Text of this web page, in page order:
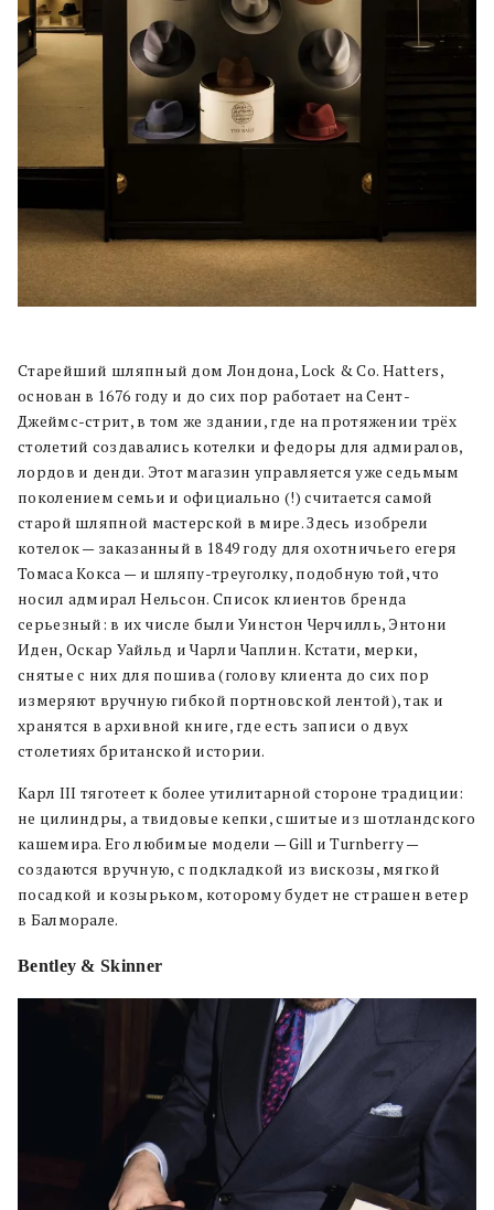
Старейший шляпный дом Лондона, Lock & Co. Hatters,
основан в 1676 году и до сих пор работает на Сент-
Джеймс-стрит, в том же здании, где на протяжении трёх
столетий создавались котелки и федоры для адмиралов,
лордов и денди. Этот магазин управляется уже седьмым
поколением семьи и официально (!) считается самой
старой шляпной мастерской в мире. Здесь изобрели
котелок — заказанный в 1849 году для охотничьего егеря
Томаса Кокса — и шляпу-треуголку, подобную той, что
носил адмирал Нельсон. Список клиентов бренда
серьезный: в их числе были Уинстон Черчилль, Энтони
Иден, Оскар Уайльд и Чарли Чаплин. Кстати, мерки,
снятые с них для пошива (голову клиента до сих пор
измеряют вручную гибкой портновской лентой), так и
хранятся в архивной книге, где есть записи о двух
столетиях британской истории.
Карл III тяготеет к более утилитарной стороне традиции:
не цилиндры, а твидовые кепки, сшитые из шотландского
кашемира. Его любимые модели — Gill и Turnberry —
создаются вручную, с подкладкой из вискозы, мягкой
посадкой и козырьком, которому будет не страшен ветер
в Балморале.
Bentley & Skinner